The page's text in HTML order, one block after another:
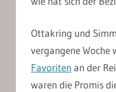
Ottakring und
vergangene Woche
Favoriten an der
waren die Promis